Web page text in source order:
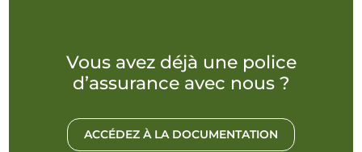
Vous avez déjà une police
d’assurance avec nous ?
ACCÉDEZ À LA DOCUMENTATION